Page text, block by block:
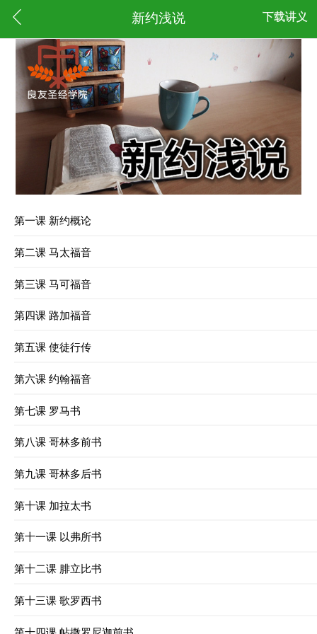
下载讲义
新约浅说
第一课 新约概论
第二课 马太福音
第三课 马可福音
第四课 路加福音
第五课 使徒行传
第六课 约翰福音
第七课 罗马书
第八课 哥林多前书
第九课 哥林多后书
第十课 加拉太书
第十一课 以弗所书
第十二课 腓立比书
第十三课 歌罗西书